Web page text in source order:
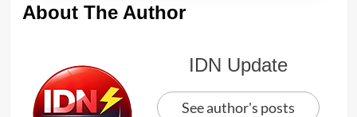
About The Author
IDN Update
See author's posts